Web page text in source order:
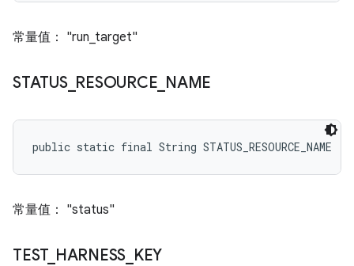
常量值： "run_target"
STATUS_ RESOURCE NAME
public static final String STATUS_RESOURCE_NAME
常量值： "status"
TEST_ HARNESS KEY